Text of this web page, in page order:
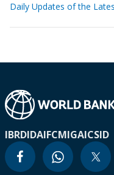
Daily Updates of the
IBRDIDAIFCMIGAICSID